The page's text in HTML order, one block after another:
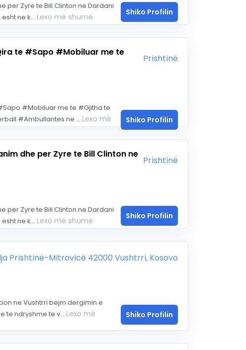
per Zyre te Bill Clinton ne Dardani
ne k... Lexo më shumë Shiko Profilin
te #Sapo #Mobiluar me te
Prishtinë
#Mobiluar me te #Gjitha te
#Ambullantes ne ... Lexo më
Shiko Profilin
dhe per Zyre te Bill Clinton ne
Prishtinë
per Zyre te Bill Clinton ne Dardani
ne k... Lexo më shumë Shiko Profilin
Prishtinë-Mitrovicë 42000 Vushtrri, Kosovo
ne Vushtrri bejm dergimin e
te ndryshme te v... Lexo më
Shiko Profilin